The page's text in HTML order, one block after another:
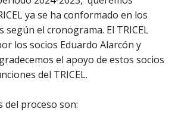
ya se ha conformado en los
según el cronograma. El TRICEL
los socios Eduardo Alarcón y
el apoyo de estos socios
del TRICEL.
del proceso son: